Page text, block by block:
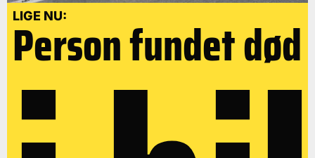
LIGE NU:
Person fundet død